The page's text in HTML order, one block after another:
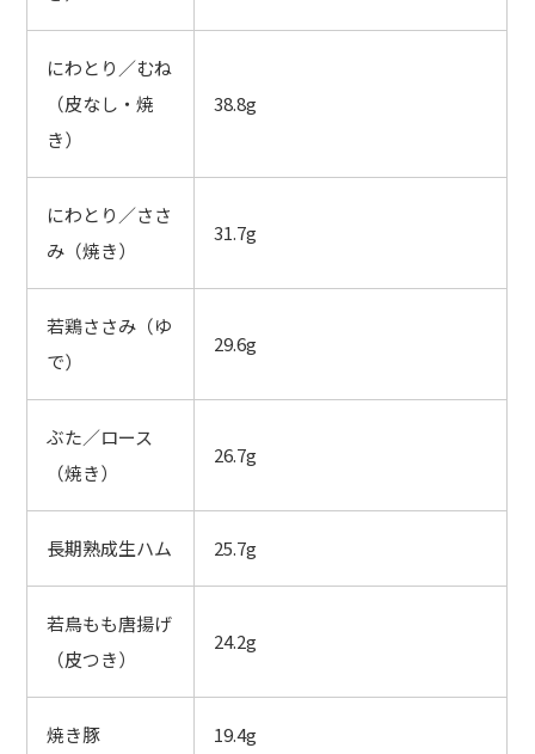
にわとり／むね
（皮なし・焼
き）
38.8g
にわとり／ささ
み（焼き）
31.7g
若鶏ささみ（ゆ
で）
29.6g
ぶた／ロース
（焼き）
26.7g
長期熟成生ハム 25.7g
若鳥もも唐揚げ
（皮つき）
24.2g
焼き豚 19.4g